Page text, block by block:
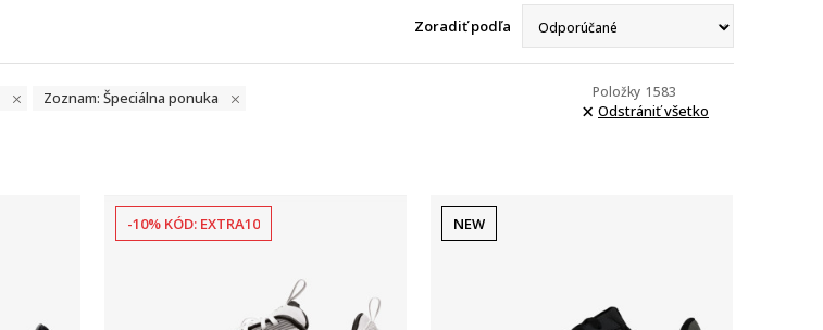
Zoradiť podľa
Zoznam: Špeciálna ponuka 1583
Položky
Odstrániť všetko
-10% KÓD: EXTRA10 NEW